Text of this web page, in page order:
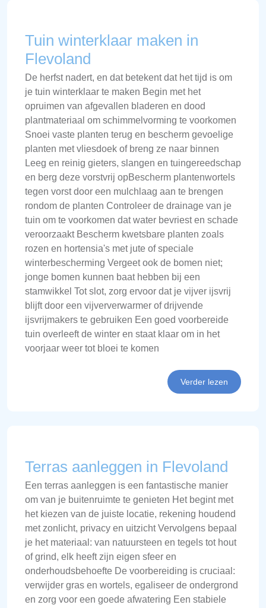
Tuin winterklaar maken in
Flevoland
De herfst nadert, en dat betekent dat het tijd is om
je tuin winterklaar te maken Begin met het
opruimen van afgevallen bladeren en dood
plantmateriaal om schimmelvorming te voorkomen
Snoei vaste planten terug en bescherm gevoelige
planten met vliesdoek of breng ze naar binnen
Leeg en reinig gieters, slangen en tuingereedschap
en berg deze vorstvrij opBescherm plantenwortels
tegen vorst door een mulchlaag aan te brengen
rondom de planten Controleer de drainage van je
tuin om te voorkomen dat water bevriest en schade
veroorzaakt Bescherm kwetsbare planten zoals
rozen en hortensia's met jute of speciale
winterbescherming Vergeet ook de bomen niet;
jonge bomen kunnen baat hebben bij een
stamwikkel Tot slot, zorg ervoor dat je vijver ijsvrij
blijft door een vijververwarmer of drijvende
ijsvrijmakers te gebruiken Een goed voorbereide
tuin overleeft de winter en staat klaar om in het
voorjaar weer tot bloei te komen
Verder lezen
Terras aanleggen in Flevoland
Een terras aanleggen is een fantastische manier
om van je buitenruimte te genieten Het begint met
het kiezen van de juiste locatie, rekening houdend
met zonlicht, privacy en uitzicht Vervolgens bepaal
je het materiaal: van natuursteen en tegels tot hout
of grind, elk heeft zijn eigen sfeer en
onderhoudsbehoefte De voorbereiding is cruciaal:
verwijder gras en wortels, egaliseer de ondergrond
en zorg voor een goede afwatering Een stabiele